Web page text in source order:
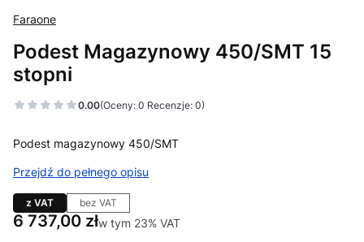
Faraone
Podest Magazynowy 450/SMT 15
stopni
0.00(Oceny: 0 Recenzje: 0)
Podest magazynowy 450/SMT
Przejdź do pełnego opisu
z VAT bez VAT
Cena
6 737,00 złw tym 23% VAT
w tym 23% VAT